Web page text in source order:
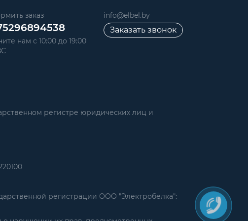
заказ
нам с 10:00 до 19:00
info@elbel.by
Заказать звонок
регистре юридических лиц и
регистрации ООО "Электробелка":